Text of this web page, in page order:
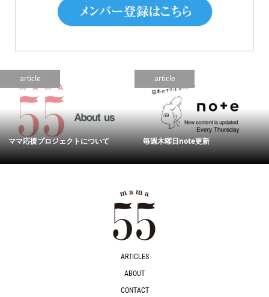
article
ママ応援プロジェクトについて
article
毎週木曜日note更新
ARTICLES
ABOUT
CONTACT